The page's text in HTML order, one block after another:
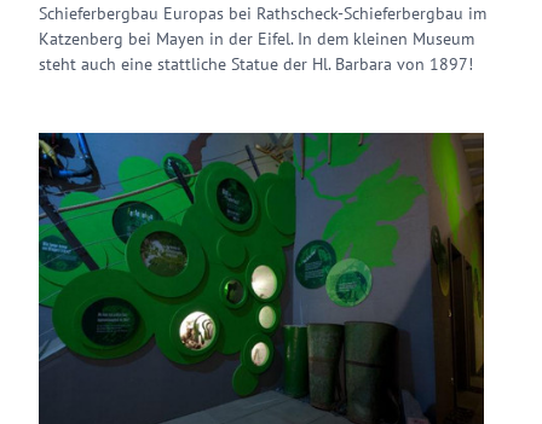
Schieferbergbau Europas bei Rathscheck-Schieferbergbau im
Katzenberg bei Mayen in der Eifel. In dem kleinen Museum
steht auch eine stattliche Statue der Hl. Barbara von 1897!